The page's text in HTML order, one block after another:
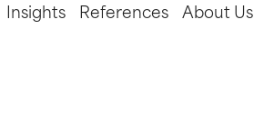
Insights References About Us